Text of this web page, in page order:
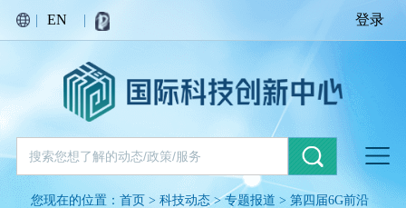
| EN | 登录
您现在的位置：首页 >科技动态>专题报道 >第四届6G前沿